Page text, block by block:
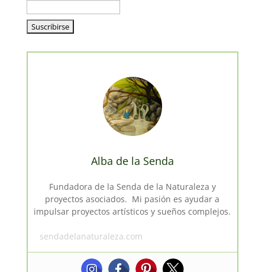
Alba de la Senda
Fundadora de la Senda de la Naturaleza y
proyectos asociados. Mi pasión es ayudar a
impulsar proyectos artísticos y sueños complejos.
sendadelanaturaleza.com